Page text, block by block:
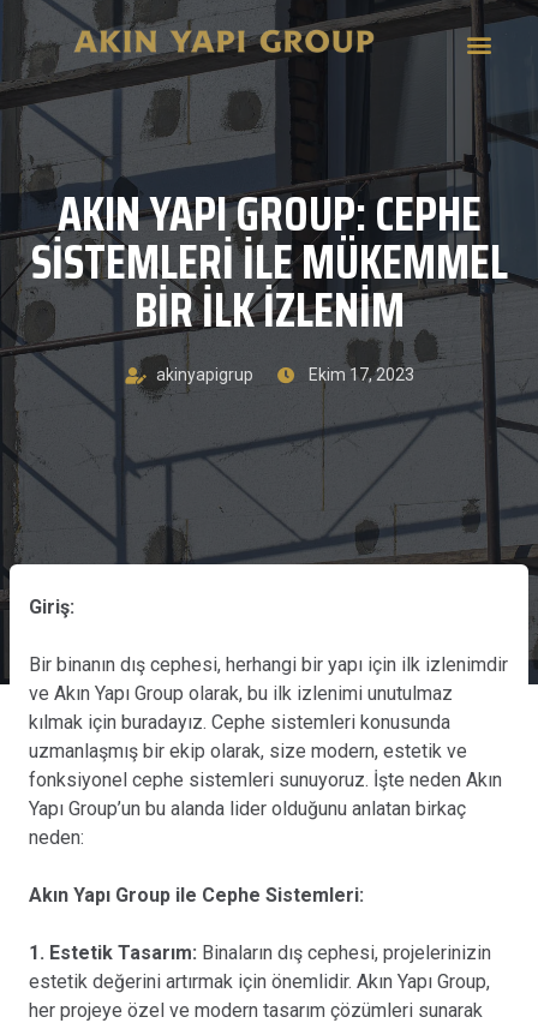
AKIN YAPI GROUP: CEPHE
SISTEMLERI ILE MÜKEMMEL
BIR İLK İZLENIM
akinyapigrup Ekim 17, 2023
Giriş:
Bir binanın dış cephesi, herhangi bir yapı için ilk izlenimdir
ve Akın Yapı Group olarak, bu ilk izlenimi unutulmaz
kılmak için buradayız. Cephe sistemleri konusunda
uzmanlaşmış bir ekip olarak, size modern, estetik ve
fonksiyonel cephe sistemleri sunuyoruz. İşte neden Akın
Yapı Group’un bu alanda lider olduğunu anlatan birkaç
neden:
Akın Yapı Group ile Cephe Sistemleri:
1. Estetik Tasarım: Binaların dış cephesi, projelerinizin
estetik değerini artırmak için önemlidir. Akın Yapı Group,
her projeye özel ve modern tasarım çözümleri sunarak